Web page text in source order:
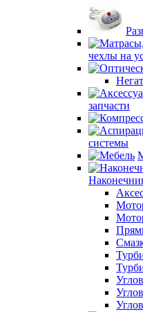
чехлы на
запчасти
системы